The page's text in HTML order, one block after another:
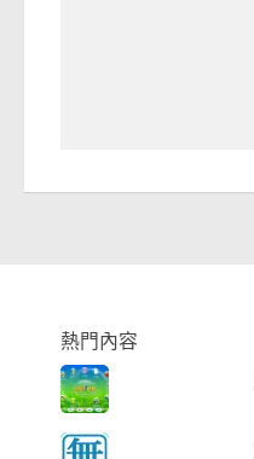
熱門內容